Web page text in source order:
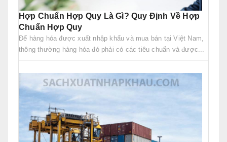
Hợp Chuẩn Hợp Quy Là Gì? Quy Định Về Hợp
Chuẩn Hợp Quy
Để hàng hóa được xuất nhập khẩu và mua bán tại Việt Nam,
thông thường hàng hóa đó phải có các tiêu chuẩn và được...